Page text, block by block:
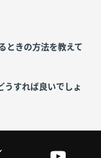
ときの方法を教えて
うすれば良いでしょ